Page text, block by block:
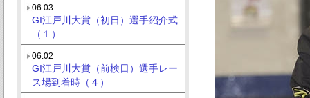
06.03
GI江戸川大賞（初日）選手紹介式
（１）
06.02
GI江戸川大賞（前検日）選手レー
ス場到着時（４）